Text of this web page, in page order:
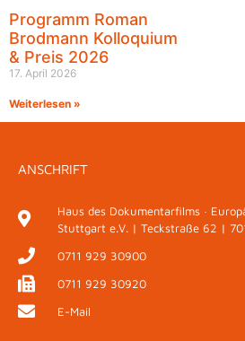
Programm Roman
Brodmann Kolloquium
& Preis 2026
17. April 2026
Weiterlesen »
ANSCHRIFT
Haus des Dokumentarfilms ·
Stuttgart e.V. | Teckstraße 62 |
0711 929 30900
0711 929 30920
E-Mail